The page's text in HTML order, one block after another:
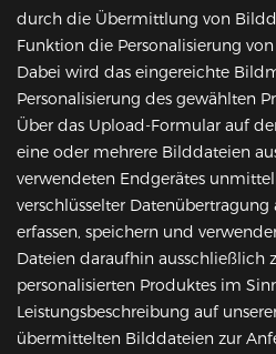
durch die Übermittlung von
Funktion die Personalisierung
Dabei wird das eingereichte
Personalisierung des gewählten
Über das Upload-Formular auf
eine oder mehrere Bilddateien
verwendeten Endgerätes
verschlüsselter
erfassen, speichern und
Dateien daraufhin ausschließlich
personalisierten Produktes im
Leistungsbeschreibung auf
übermittelten Bilddateien zur